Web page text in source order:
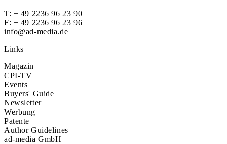
T: + 49 2236 96 23 90
F: + 49 2236 96 23 96
info@ad-media.de
Links
Magazin
CPI-TV
Events
Buyers' Guide
Newsletter
Werbung
Patente
Author Guidelines
ad-media GmbH